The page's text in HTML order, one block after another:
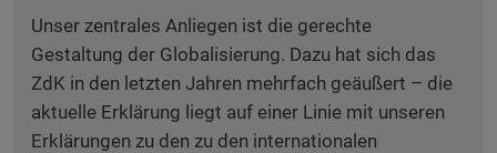
Unser zentrales Anliegen ist die gerechte
Gestaltung der Globalisierung. Dazu hat sich das
ZdK in den letzten Jahren mehrfach geäußert – die
aktuelle Erklärung liegt auf einer Linie mit unseren
Erklärungen zu den zu den internationalen